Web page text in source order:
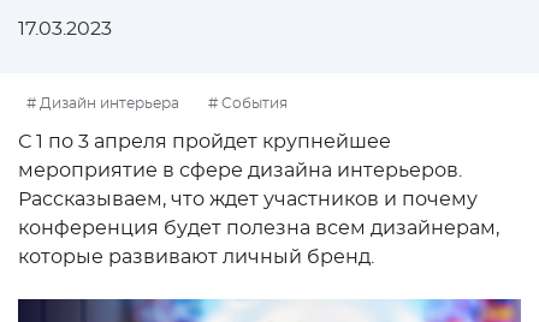
17.03.2023
# Дизайн интерьера # События
С 1 по 3 апреля пройдет крупнейшее
мероприятие в сфере дизайна интерьеров.
Рассказываем, что ждет участников и почему
конференция будет полезна всем дизайнерам,
которые развивают личный бренд.